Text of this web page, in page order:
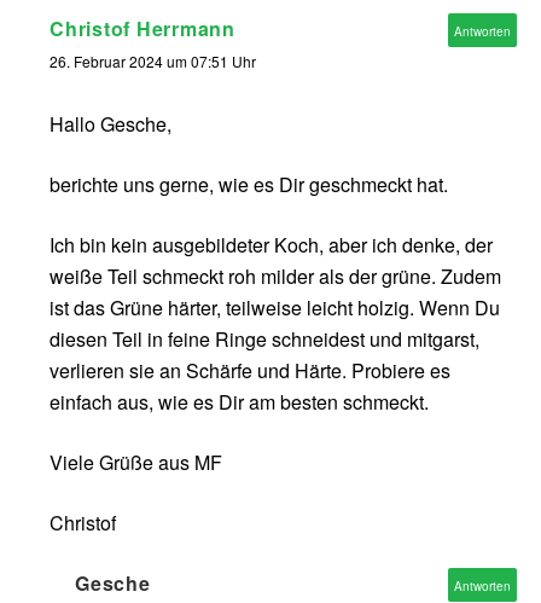
Christof Herrmann
26. Februar 2024 um 07:51 Uhr
Hallo Gesche,
berichte uns gerne, wie es Dir geschmeckt hat.
Ich bin kein ausgebildeter Koch, aber ich denke, der
weiße Teil schmeckt roh milder als der grüne. Zudem
ist das Grüne härter, teilweise leicht holzig. Wenn Du
diesen Teil in feine Ringe schneidest und mitgarst,
verlieren sie an Schärfe und Härte. Probiere es
einfach aus, wie es Dir am besten schmeckt.
Viele Grüße aus MF
Christof
Antworten
Gesche Antworten